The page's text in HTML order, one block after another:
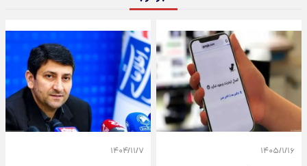
۱۴۰۵/۱/۱۶ ۱۴۰۴/۱۱/۷